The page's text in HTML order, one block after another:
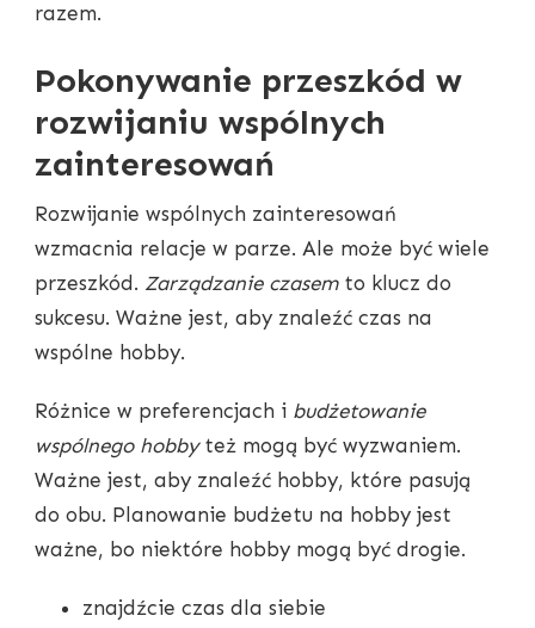
razem.
Pokonywanie przeszkód w
rozwijaniu wspólnych
zainteresowań
Rozwijanie wspólnych zainteresowań
wzmacnia relacje w parze. Ale może być wiele
przeszkód. Zarządzanie czasemto klucz do
sukcesu. Ważne jest, aby znaleźć czas na
wspólne hobby.
Różnice w preferencjach i budżetowanie
wspólnego hobbyteż mogą być wyzwaniem.
Ważne jest, aby znaleźć hobby, które pasują
do obu. Planowanie budżetu na hobby jest
ważne, bo niektóre hobby mogą być drogie.
znajdźcie czas dla siebie